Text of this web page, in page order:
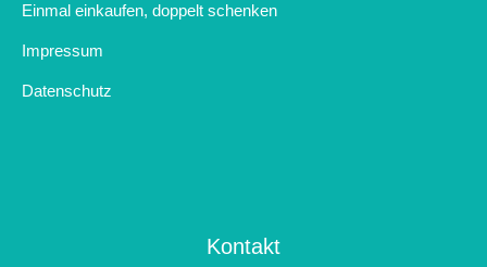
Einmal einkaufen, doppelt schenken
Impressum
Datenschutz
Kontakt